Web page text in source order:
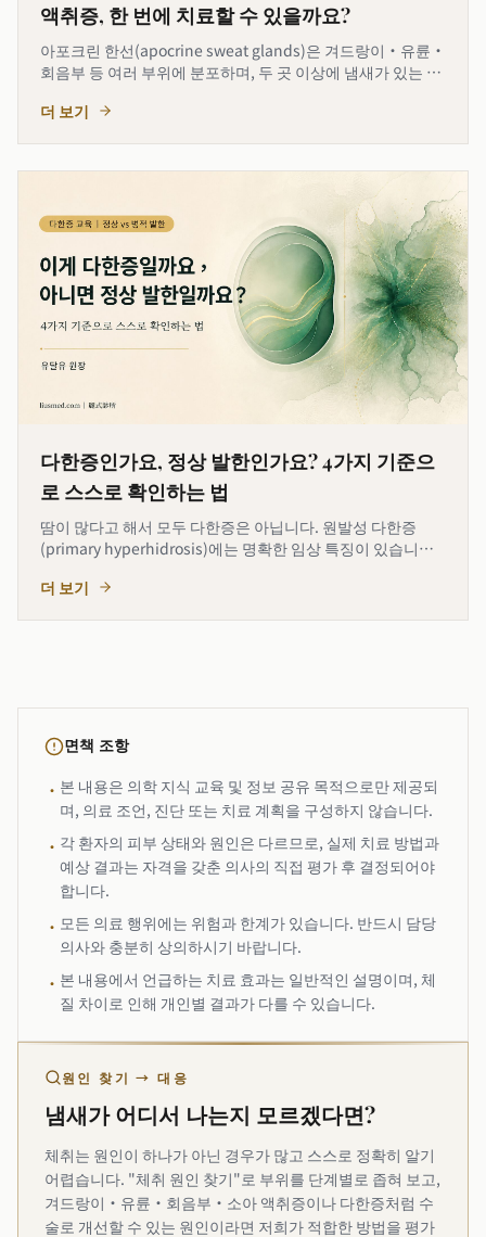
액취증, 한 번에 치료할 수 있을까요?
아포크린 한선(apocrine sweat glands)은 겨드랑이·유륜·
회음부 등 여러 부위에 분포하며, 두 곳 이상에 냄새가 있는 경
수 있는지 판단하는 기준, 부위별 조합 분석, 마취 안전
더 보기
다한증인가요, 정상 발한인가요? 4가지 기준으
로 스스로 확인하는 법
땀이 많다고 해서 모두 다한증은 아닙니다. 원발성 다한증
(primary hyperhidrosis)에는 명확한 임상 특징이 있습니다.
·사회활동에 지장, 손바닥·발바닥·겨드랑이 등 특정 부위
더 보기
면책 조항
• 본 내용은 의학 지식 교육 및 정보 공유 목적으로만 제공되
며, 의료 조언, 진단 또는 치료 계획을 구성하지 않습니다.
• 각 환자의 피부 상태와 원인은 다르므로, 실제 치료 방법과
예상 결과는 자격을 갖춘 의사의 직접 평가 후 결정되어야
합니다.
• 모든 의료 행위에는 위험과 한계가 있습니다. 반드시 담당
의사와 충분히 상의하시기 바랍니다.
• 본 내용에서 언급하는 치료 효과는 일반적인 설명이며, 체
질 차이로 인해 개인별 결과가 다를 수 있습니다.
원인 찾기 → 대응
냄새가 어디서 나는지 모르겠다면?
체취는 원인이 하나가 아닌 경우가 많고 스스로 정확히 알기
어렵습니다. "체취 원인 찾기"로 부위를 단계별로 좁혀 보고,
겨드랑이·유륜·회음부·소아 액취증이나 다한증처럼 수
술로 개선할 수 있는 원인이라면 저희가 적합한 방법을 평가